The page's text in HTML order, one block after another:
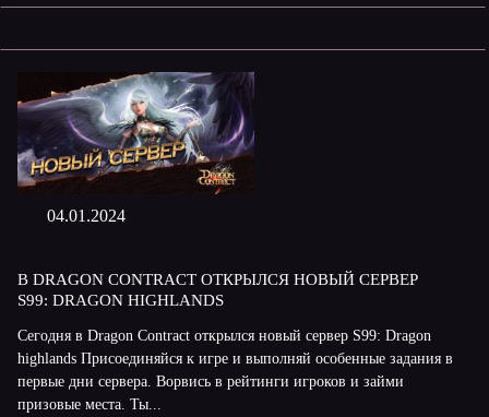
04.01.2024
В DRAGON CONTRACT ОТКРЫЛСЯ НОВЫЙ СЕРВЕР
S99: DRAGON HIGHLANDS
Сегодня в Dragon Contract открылся новый сервер S99: Dragon
highlands Присоединяйся к игре и выполняй особенные задания в
первые дни сервера. Ворвись в рейтинги игроков и займи
призовые места. Ты...